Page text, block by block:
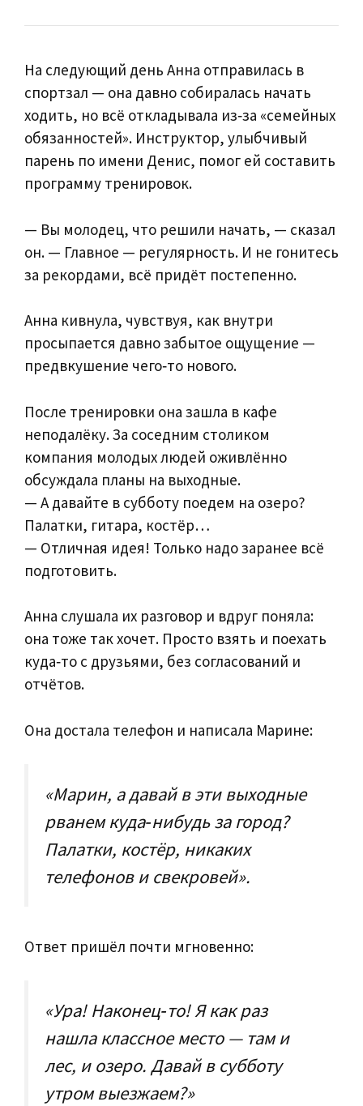
На следующий день Анна отправилась в
спортзал — она давно собиралась начать
ходить, но всё откладывала из‑за «семейных
обязанностей». Инструктор, улыбчивый
парень по имени Денис, помог ей составить
программу тренировок.
— Вы молодец, что решили начать, — сказал
он. — Главное — регулярность. И не гонитесь
за рекордами, всё придёт постепенно.
Анна кивнула, чувствуя, как внутри
просыпается давно забытое ощущение —
предвкушение чего‑то нового.
После тренировки она зашла в кафе
неподалёку. За соседним столиком
компания молодых людей оживлённо
обсуждала планы на выходные.
— А давайте в субботу поедем на озеро?
Палатки, гитара, костёр…
— Отличная идея! Только надо заранее всё
подготовить.
Анна слушала их разговор и вдруг поняла:
она тоже так хочет. Просто взять и поехать
куда‑то с друзьями, без согласований и
отчётов.
Она достала телефон и написала Марине:
«Марин, а давай в эти выходные
рванем куда‑нибудь за город?
Палатки, костёр, никаких
телефонов и свекровей».
Ответ пришёл почти мгновенно:
«Ура! Наконец‑то! Я как раз
нашла классное место — там и
лес, и озеро. Давай в субботу
утром выезжаем?»